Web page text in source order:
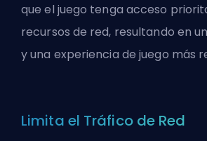
que el juego tenga acceso
recursos de red, resultando en
y una experiencia de juego más
Limita el Tráfico de Red